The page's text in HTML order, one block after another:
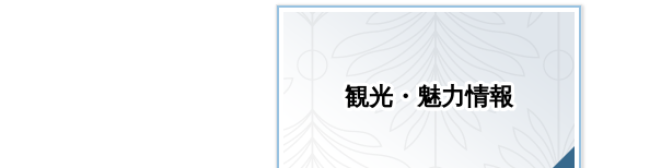
観光・魅力情報